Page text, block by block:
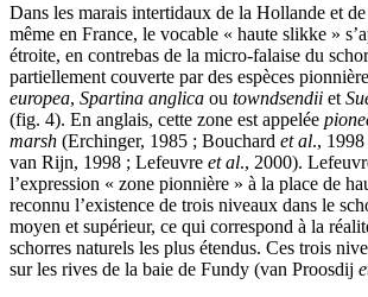
Dans les marais intertidaux de la Hollande et
même en France, le vocable « haute slikke »
étroite, en contrebas de la micro-falaise du
partiellement couverte par des espèces
europea, Spartina anglica ou towndsendii et
(fig. 4). En anglais, cette zone est appelée
marsh (Erchinger, 1985 ; Bouchard et al.,
van Rijn, 1998 ; Lefeuvre et al., 2000).
l’expression « zone pionnière » à la place de
reconnu l’existence de trois niveaux dans le
moyen et supérieur, ce qui correspond à la
schorres naturels les plus étendus. Ces trois
sur les rives de la baie de Fundy (van Proosdij